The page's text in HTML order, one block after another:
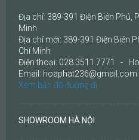
Địa chỉ: 389-391 Điện Biên Phủ,
Minh
Địa chỉ mới: 389-391 Điện Biên
Chí Minh
Điện thoại: 028.3511.7771 -
Email: hoaphat236@gmail.com
Xem bản đồ đường đi
SHOWROOM HÀ NỘI